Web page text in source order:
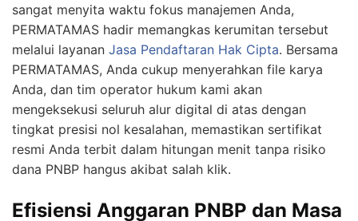
sangat menyita waktu fokus manajemen Anda,
PERMATAMAS hadir memangkas kerumitan tersebut
melalui layanan Jasa Pendaftaran Hak Cipta. Bersama
PERMATAMAS, Anda cukup menyerahkan file karya
Anda, dan tim operator hukum kami akan
mengeksekusi seluruh alur digital di atas dengan
tingkat presisi nol kesalahan, memastikan sertifikat
resmi Anda terbit dalam hitungan menit tanpa risiko
dana PNBP hangus akibat salah klik.
Efisiensi Anggaran PNBP dan Masa